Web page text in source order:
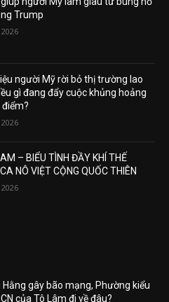
Trump
người Mỹ rời bỏ thị trường lao
gì đang đẩy cuộc khủng hoảng
điểm?
– BIỂU TÌNH ĐẦY KHÍ THẾ
NÔ VIỆT CỘNG QUỐC THIÊN
Hằng gây bão mạng, Phường kiểu
của Tô Lâm đi về đâu?